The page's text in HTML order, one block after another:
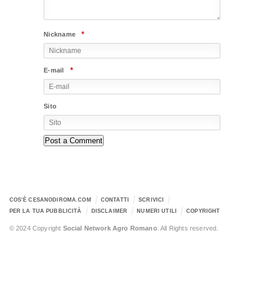
Nickname *
E-mail *
Sito
COS’È CESANODIROMA.COM CONTATTI
SCRIVICI
PER LA TUA PUBBLICITÀ
DISCLAIMER NUMERI UTILI COPYRIGHT
© 2024 Copyright Social Network Agro Romano. All Rights reserved.